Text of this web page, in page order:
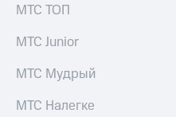
МТС ТОП
МТС Junior
МТС Мудрый
МТС Налегке